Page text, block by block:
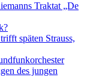
Traktat „De
späten Strauss,
des jungen